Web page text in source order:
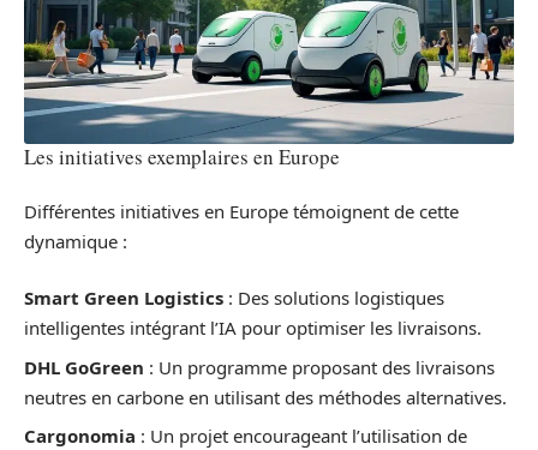
Les initiatives exemplaires en Europe
Différentes initiatives en Europe témoignent de cette
dynamique :
Smart Green Logistics : Des solutions logistiques
intelligentes intégrant l’IA pour optimiser les livraisons.
DHL GoGreen : Un programme proposant des livraisons
neutres en carbone en utilisant des méthodes alternatives.
Cargonomia : Un projet encourageant l’utilisation de